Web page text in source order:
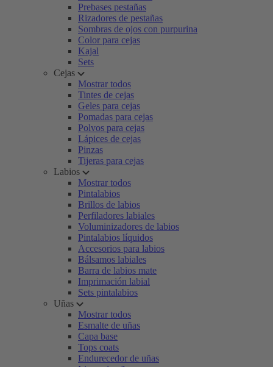
Prebases pestañas
Rizadores de pestañas
Sombras de ojos con purpurina
Color para cejas
Kajal
Sets
Cejas
Mostrar todos
Tintes de cejas
Geles para cejas
Pomadas para cejas
Polvos para cejas
Lápices de cejas
Pinzas
Tijeras para cejas
Labios
Mostrar todos
Pintalabios
Brillos de labios
Perfiladores labiales
Voluminizadores de labios
Pintalabios líquidos
Accesorios para labios
Bálsamos labiales
Barra de labios mate
Imprimación labial
Sets pintalabios
Uñas
Mostrar todos
Esmalte de uñas
Capa base
Tops coats
Endurecedor de uñas